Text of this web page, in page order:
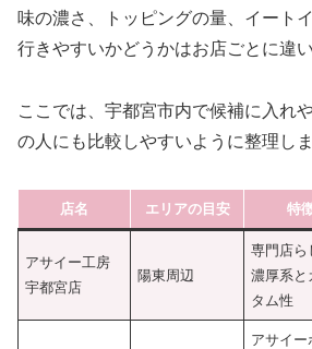
味の濃さ、トッピングの量、イート
行きやすいかどうかはお店ごとに違い
ここでは、宇都宮市内で候補に入れ
の人にも比較しやすいように整理しま
店名 エリアの目安 特
アサイー工房
宇都宮店
陽東周辺
専門店ら
濃厚系と
タム性
アサイー